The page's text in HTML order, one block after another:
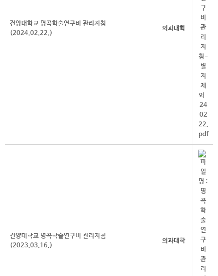
건양대학교 명곡학술연구비 관리지침
(2024.02.22.)
의과대학
건양대학교 명곡학술연구비 관리지침
(2023.03.16.)
의과대학